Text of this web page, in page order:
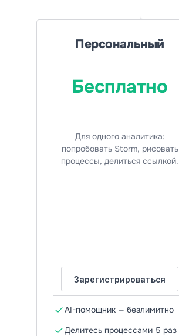
Персональный
Бесплатно
Для одного аналитика:
попробовать Storm, рисовать
процессы, делиться ссылкой.
Зарегистрироваться
AI-помощник — безлимитно
Делитесь процессами 5 раз